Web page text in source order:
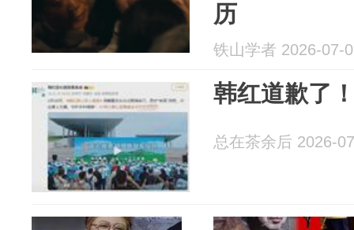
历
铁山学者 2026-07-
韩红道歉了
总在茶余后 2026-